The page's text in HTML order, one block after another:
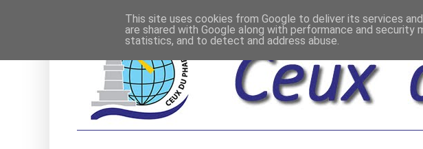
This site uses cookies from Google to deliver its services
are shared with Google along with performance and
statistics, and to detect and address abuse.